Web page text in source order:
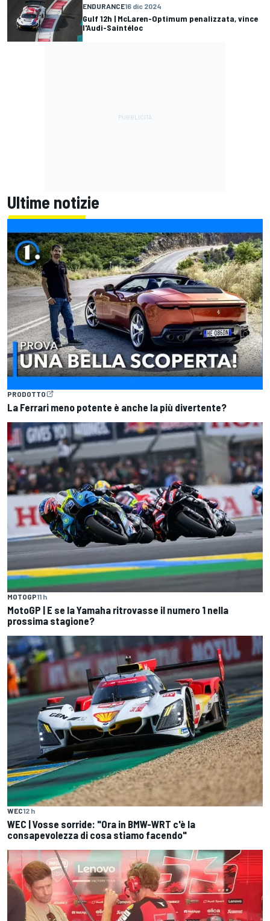
ENDURANCE16 dic 2024
Gulf 12h | McLaren-Optimum penalizzata, vince
l'Audi-Saintéloc
Ultime notizie
PRODOTTO
La Ferrari meno potente è anche la più divertente?
MOTOGP11 h
MotoGP | E se la Yamaha ritrovasse il numero 1 nella
prossima stagione?
WEC12 h
WEC | Vosse sorride: "Ora in BMW-WRT c'è la
consapevolezza di cosa stiamo facendo"